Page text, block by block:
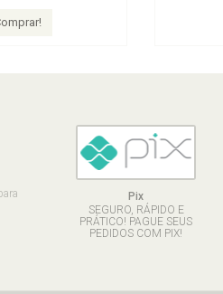
Pix
SEGURO, RÁPIDO E
PRÁTICO! PAGUE SEUS
PEDIDOS COM PIX!